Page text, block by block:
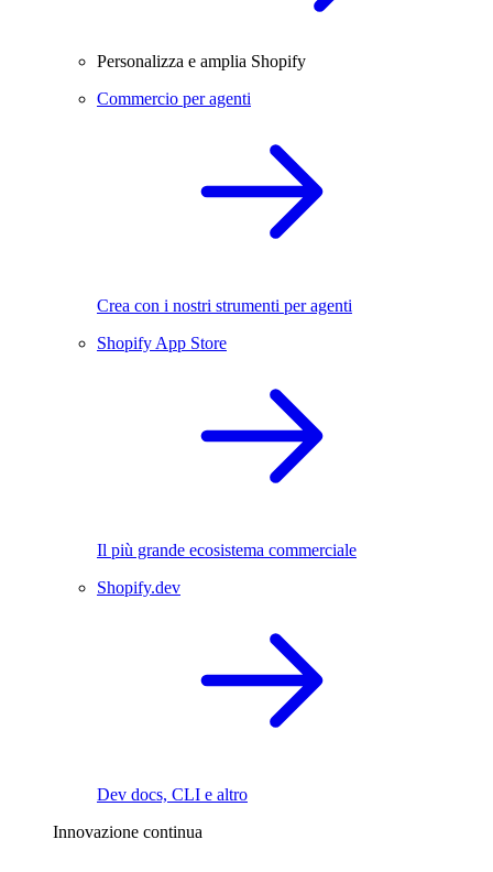
Personalizza e amplia Shopify
Commercio per agenti
Crea con i nostri strumenti per agenti
Shopify App Store
Il più grande ecosistema commerciale
Shopify.dev
Dev docs, CLI e altro
Innovazione continua